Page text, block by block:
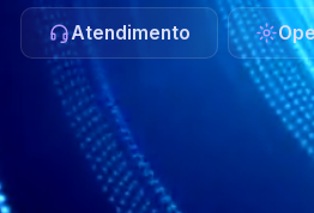
Atendimento